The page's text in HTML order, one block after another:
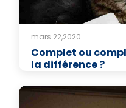
mars 22,2020
Complet ou
la différence ?